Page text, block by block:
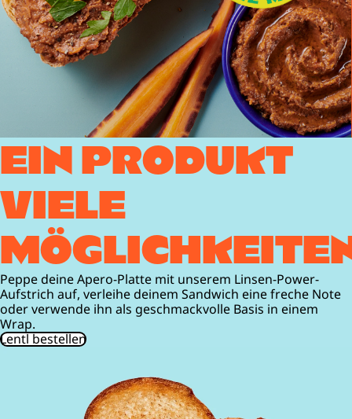
EIN PRODUKT
VIELE
Peppe deine Apero-Platte mit unserem Linsen-Power-
Aufstrich auf, verleihe deinem Sandwich eine freche Note
oder verwende ihn als geschmackvolle Basis in einem
Wrap.
Lentl bestellen